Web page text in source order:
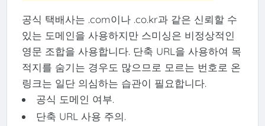
공식 택배사는 .com이나 .co.kr과 같은 신뢰할 수
있는 도메인을 사용하지만 스미싱은 비정상적인
영문 조합을 사용합니다. 단축 URL을 사용하여 목
적지를 숨기는 경우도 많으므로 모르는 번호로 온
링크는 일단 의심하는 습관이 필요합니다.
공식 도메인 여부.
단축 URL 사용 주의.